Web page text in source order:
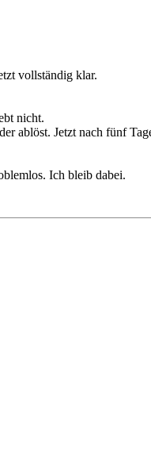
vollständig klar.
nicht.
ablöst. Jetzt nach fünf
Ich bleib dabei.